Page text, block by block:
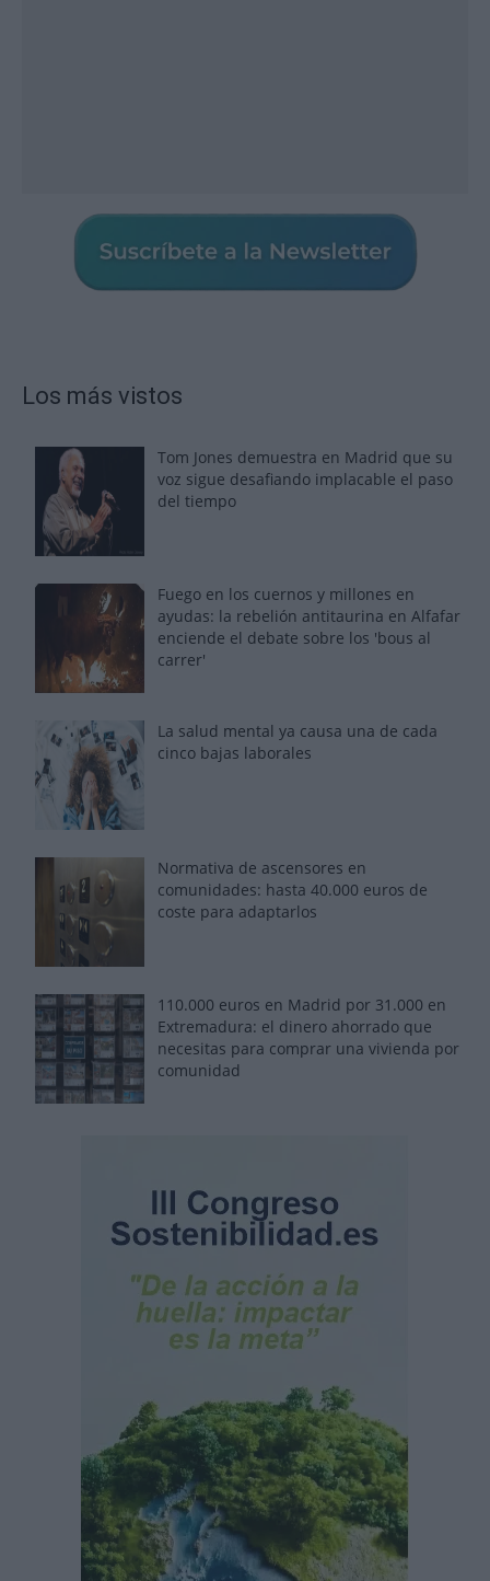
Los más vistos
Tom Jones demuestra en Madrid que su
voz sigue desafiando implacable el paso
del tiempo
Fuego en los cuernos y millones en
ayudas: la rebelión antitaurina en Alfafar
enciende el debate sobre los 'bous al
carrer'
La salud mental ya causa una de cada
cinco bajas laborales
Normativa de ascensores en
comunidades: hasta 40.000 euros de
coste para adaptarlos
110.000 euros en Madrid por 31.000 en
Extremadura: el dinero ahorrado que
necesitas para comprar una vivienda por
comunidad